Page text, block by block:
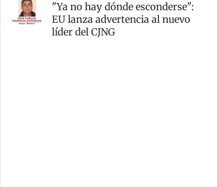
"Ya no hay dónde esconderse":
EU lanza advertencia al nuevo
líder del CJNG